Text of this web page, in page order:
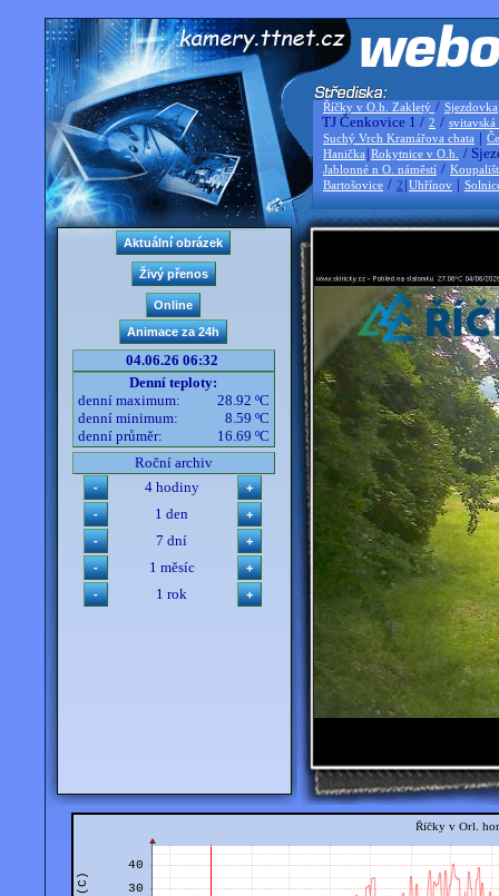
Říčky v O.h. Zakletý / Sjezdovka
TJ Čenkovice 1 / 2 / svitavská
Suchý Vrch Kramářova chata |
Hanička |Rokytnice v O.h. /
Jablonné n O. náměstí /
Bartošovice / 2 |Uhřínov |
04.06.26 06:32
Denní teploty:
denní maximum:
28.92 ºC
denní minimum:
8.59 ºC
denní průměr:
16.69 ºC
Roční archiv
4 hodiny
1 den
7 dní
1 měsíc
1 rok